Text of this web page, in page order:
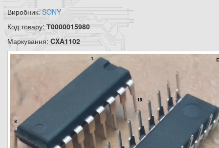
Виробник:SONY
Код товару: Т0000015980
Маркування: CXA1102